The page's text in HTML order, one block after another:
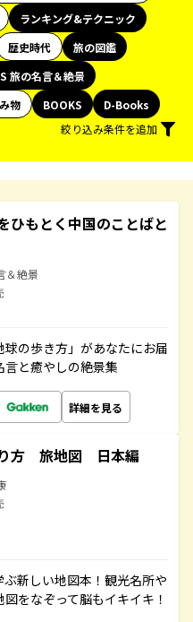
ランキング&テクニック
歴史時代
旅の図鑑
旅の名言＆絶景
物 BOOKS
D-Books
絞り込み条件を追加
ひもとく中国のことばと
＆絶景
の歩き方」があなたにお届
言と癒やしの絶景集
詳細を見る
方 旅地図 日本編
新しい地図本！観光名所や
をなぞって脳もイキイキ！